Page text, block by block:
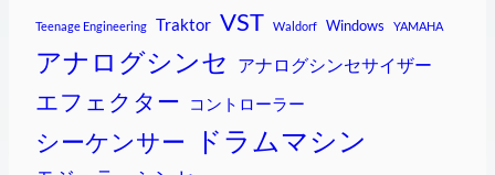
Teenage Engineering Traktor VST Waldorf Windows YAMAHA
アナログシンセ アナログシンセサイザー
エフェクター コントローラー
シーケンサー ドラムマシン